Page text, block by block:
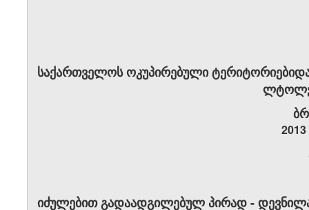
საქართველოს ოკუპირებული
იძულებით გადაადგილებულ პირად -